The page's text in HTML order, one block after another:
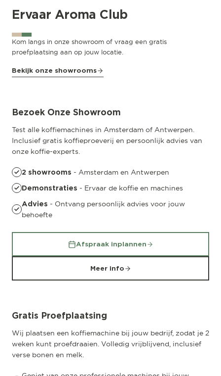
Ervaar Aroma Club
Kom langs in onze showroom of vraag een gratis
proefplaatsing aan op jouw locatie.
Bekijk onze showrooms
Amsterdam
Bezoek Onze Showroom
Test alle koffiemachines in Amsterdam of Antwerpen.
Inclusief gratis koffieproeverij en persoonlijk advies van
onze koffie-experts.
2 showrooms - Amsterdam en Antwerpen
Demonstraties - Ervaar de koffie en machines
Advies - Ontvang persoonlijk advies voor jouw
behoefte
Afspraak inplannen
Meer info
Gratis Proefplaatsing
Wij plaatsen een koffiemachine bij jouw bedrijf, zodat je 2
weken kunt proefdraaien. Volledig vrijblijvend, inclusief
verse bonen en melk.